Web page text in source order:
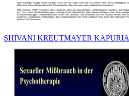
SHIVANI KREUTMAYER KAPURIA